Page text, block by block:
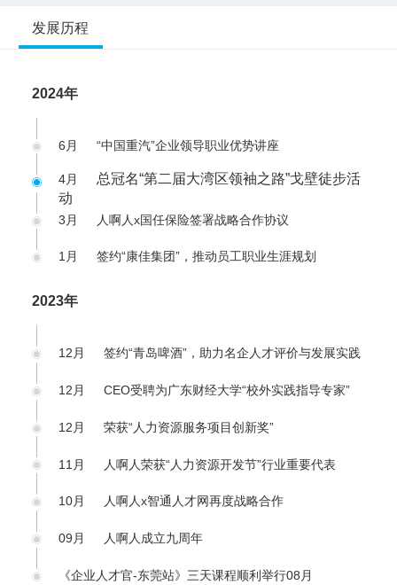
发展历程
2024年
6月 “中国重汽”企业领导职业优势讲座
4月
总冠名“第二届大湾区领袖之路”戈壁徒步活
动
3月 人啊人x国任保险签署战略合作协议
1月 签约“康佳集团”，推动员工职业生涯规划
2023年
12月 签约“青岛啤酒”，助力名企人才评价与发展实践
12月 CEO受聘为广东财经大学“校外实践指导专家”
12月 荣获“人力资源服务项目创新奖”
11月 人啊人荣获“人力资源开发节”行业重要代表
10月 人啊人x智通人才网再度战略合作
09月 人啊人成立九周年
《企业人才官-东莞站》三天课程顺利举行08月